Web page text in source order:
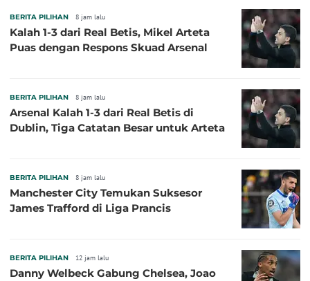
BERITA PILIHAN 8 jam lalu
Kalah 1-3 dari Real Betis, Mikel Arteta
Puas dengan Respons Skuad Arsenal
BERITA PILIHAN 8 jam lalu
Arsenal Kalah 1-3 dari Real Betis di
Dublin, Tiga Catatan Besar untuk Arteta
BERITA PILIHAN 8 jam lalu
Manchester City Temukan Suksesor
James Trafford di Liga Prancis
BERITA PILIHAN 12 jam lalu
Danny Welbeck Gabung Chelsea, Joao